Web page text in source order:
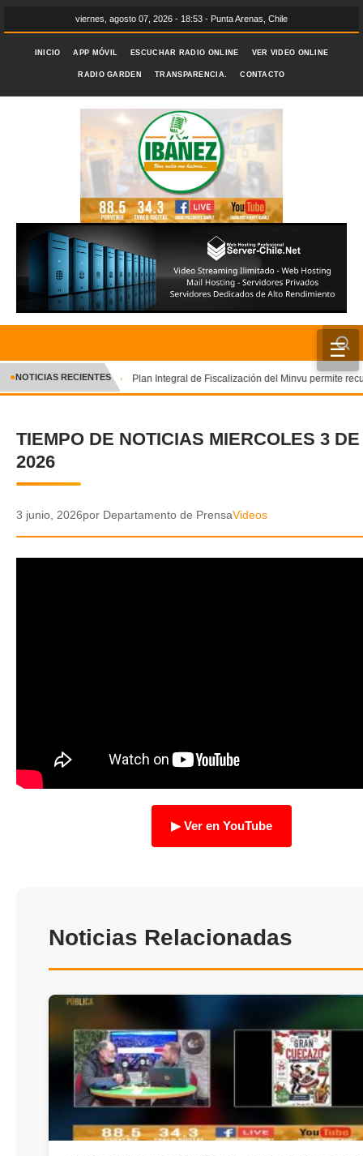
viernes, agosto 07, 2026 - 18:53 - Punta Arenas, Chile
INICIO APP MÓVIL ESCUCHAR RADIO ONLINE VER VIDEO ONLINE
RADIO GARDEN TRANSPARENCIA. CONTACTO
☰
INICIO
CRÓNICA
DEPORTES
POLICIAL
✕
●NOTICIAS RECIENTES Plan Integral de Fiscalización del Minvu permite
TIEMPO DE NOTICIAS MIERCOLES 3
2026
3 junio, 2026por Departamento de PrensaVideos
▶ Ver en YouTube
Noticias Relacionadas